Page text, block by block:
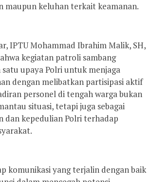
maupun keluhan terkait keamanan.
IPTU Mohammad Ibrahim Malik, SH,
kegiatan patroli sambang
upaya Polri untuk menjaga
dengan melibatkan partisipasi aktif
personel di tengah warga bukan
situasi, tetapi juga sebagai
dan kepedulian Polri terhadap
komunikasi yang terjalin dengan baik